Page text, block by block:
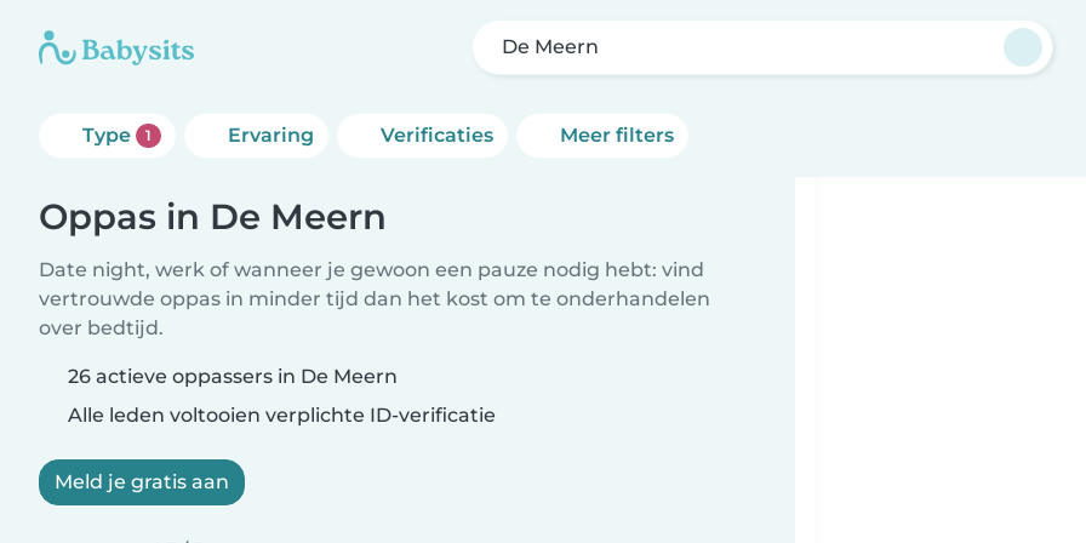
De Meern
Type 1 Ervaring Verificaties Meer filters
Oppas in De Meern
Date night, werk of wanneer je gewoon een pauze nodig hebt: vind
vertrouwde oppas in minder tijd dan het kost om te onderhandelen
over bedtijd.
26 actieve oppassers in De Meern
Alle leden voltooien verplichte ID-verificatie
Meld je gratis aan